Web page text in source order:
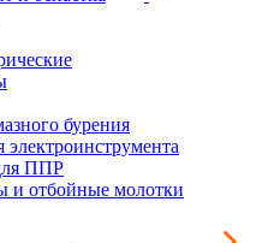
бурения
электроинструмента
ППР
и отбойные молотки